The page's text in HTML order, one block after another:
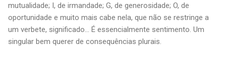
mutualidade; I, de irmandade; G, de generosidade; O, de
oportunidade e muito mais cabe nela, que não se restringe a
um verbete, significado... É essencialmente sentimento. Um
singular bem querer de consequências plurais.